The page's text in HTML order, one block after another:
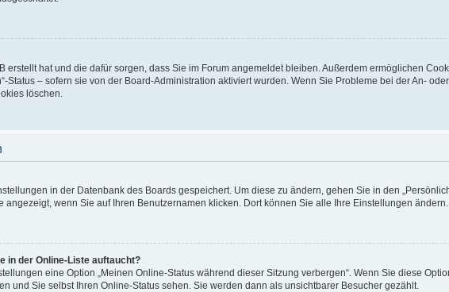
erstellt hat und die dafür sorgen, dass Sie im Forum angemeldet bleiben. Außerdem ermöglichen
Status – sofern sie von der Board-Administration aktiviert wurden. Wenn Sie Probleme bei der An- oder
löschen.
in der Datenbank des Boards gespeichert. Um diese zu ändern, gehen Sie in den
angezeigt, wenn Sie auf Ihren Benutzernamen klicken. Dort können Sie alle Ihre Einstellungen ändern.
in der Online-Liste auftaucht?
eine Option „Meinen Online-Status während dieser Sitzung verbergen“. Wenn Sie diese
und Sie selbst Ihren Online-Status sehen. Sie werden dann als unsichtbarer Besucher gezählt.